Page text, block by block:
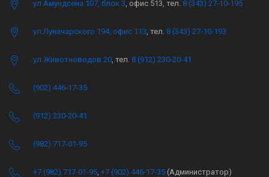
ул.Амундсена 107, блок 3 , офис 513, тел. 8 (343) 27-10-195
ул.Луначарского 194, офис 113 , тел. 8 (343) 27-10-193
ул.Животноводов 20 , тел. 8 (912) 230-20-41
(902) 446-17-35
(912) 230-20-41
(982) 717-01-95
+7 (982) 717-01-95 +7 (902) 446-17-35 (Администратор)